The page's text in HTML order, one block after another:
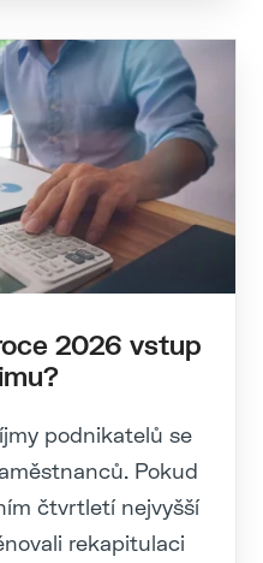
2026 vstup
podnikatelů se
Pokud
čtvrtletí nejvyšší
rekapitulaci